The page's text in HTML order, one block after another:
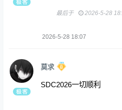
最后于 2026-5-28
2026-5-28 18:07
莫求
SDC2026一切顺利